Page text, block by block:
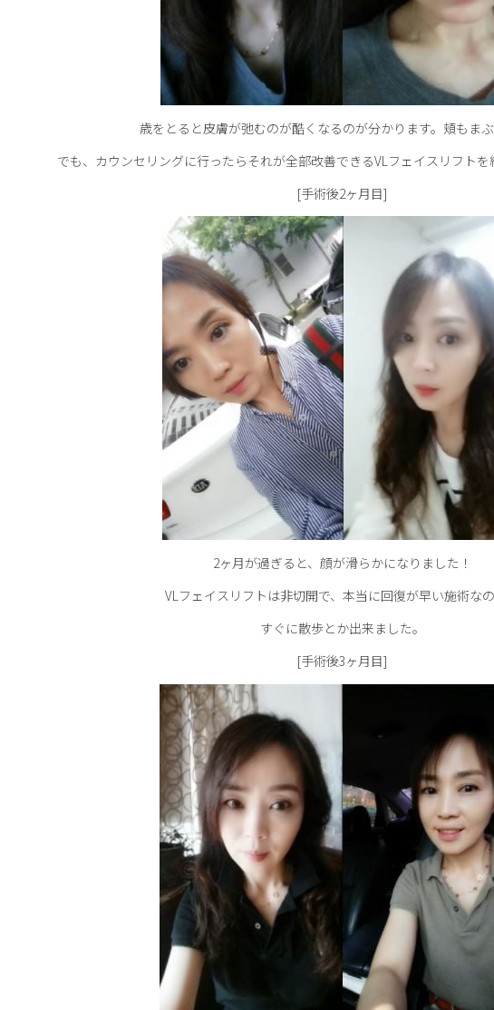
歳をとると皮膚が弛むのが酷くなるのが分かります。頬もまぶ
でも、カウンセリングに行ったらそれが全部改善できるVLフェイスリフトを
[手術後2ヶ月目]
2ヶ月が過ぎると、顔が滑らかになりました！
VLフェイスリフトは非切開で、本当に回復が早い施術なの
すぐに散歩とか出来ました。
[手術後3ヶ月目]